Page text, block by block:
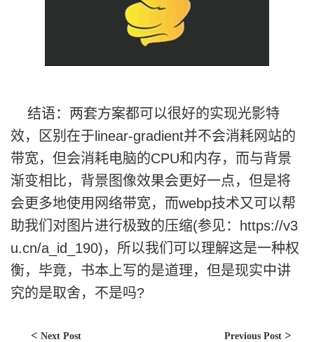
结语：两套方案都可以很好的实现光影特
效，区别在于linear-gradient并不会消耗网站的
带宽，但会消耗电脑的CPU和内存，而与背景
渐变相比，背景图像效果会更好一点，但是将
会更多地使用网络带宽，而webp技术又可以帮
助我们对图片进行极致的压缩(参见：https://v3
u.cn/a_id_190)，所以我们可以理解这是一种权
衡，毕竟，书本上写的是道理，但是现实中讲
究的是取舍，不是吗?
Next Post Previous Post